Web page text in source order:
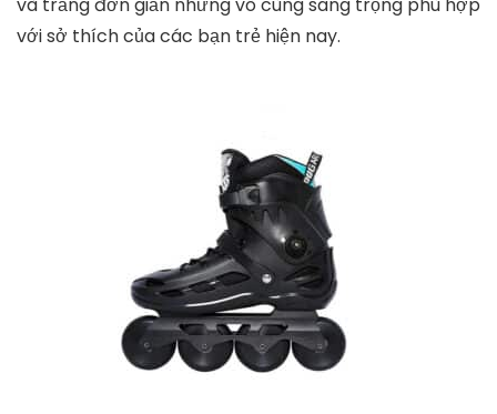
SKT được làm bằng hợp kim cao cấp, có độ đàn hồi
mái khi mang trong thời gian dài.
Giá bán tham khảo: 1.350.000 VNĐ.
4. Giày trượt Patin người lớn Cougar MZS 509C
Cougar MZS 509C là giày trượt patin một hàng mới
nhất được thiết kế dành cho người lớn chơi tự do và